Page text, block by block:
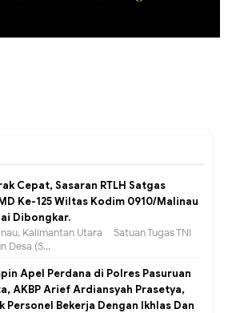
Cepat, Sasaran RTLH Satgas
Ke-125 Wiltas Kodim 0910/Malinau
Dibongkar.
Kalimantan Utara – Satuan Tugas TNI
Desa (S...
Apel Perdana di Polres Pasuruan
AKBP Arief Ardiansyah Prasetya,
Personel Bekerja Dengan Ikhlas Dan